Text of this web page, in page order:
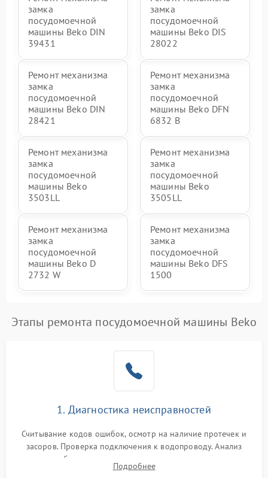
замка
посудомоечной
машины Beko DIN
39431
замка
посудомоечной
машины Beko DIS
28022
Ремонт механизма
замка
посудомоечной
машины Beko DIN
28421
Ремонт механизма
замка
посудомоечной
машины Beko DFN
6832 B
Ремонт механизма
замка
посудомоечной
машины Beko
3503LL
Ремонт механизма
замка
посудомоечной
машины Beko
3505LL
Ремонт механизма
замка
посудомоечной
машины Beko D
2732 W
Ремонт механизма
замка
посудомоечной
машины Beko DFS
1500
Этапы ремонта посудомоечной машины Beko
1. Диагностика неисправностей
Считывание кодов ошибок, осмотр на наличие протечек и
засоров. Проверка подключения к водопроводу. Анализ
жалоб на отсутствие слива, нагрева, вращения
разбрызгивателей или срабатывание системы защиты
Подробнее